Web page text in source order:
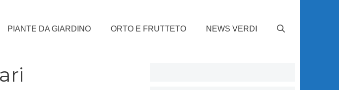
PIANTE DA GIARDINO ORTO E FRUTTETO NEWS VERDI